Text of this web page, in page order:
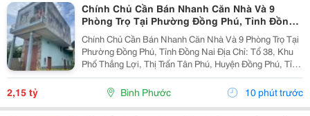
Chính Chủ Cần Bán Nhanh Căn Nhà Và 9
Phòng Trọ Tại Phường Đồng Phú, Tỉnh Đồng
Nai
Chính Chủ Cần Bán Nhanh Căn Nhà Và 9 Phòng Trọ Tại
Phường Đồng Phú, Tỉnh Đồng Nai Địa Chỉ: Tổ 38, Khu
Phố Thắng Lợi, Thị Trấn Tân Phú, Huyện Đồng Phú, Tỉnh
Bình Phước Diện Tích: 250M2 (5X50M; Thổ Cư 50M2)
Giá Bán: 2 Tỷ 150 Triệu - Kết Cấu: 1 Căn...
2,15 tỷ Bình Phước 10 phút trước